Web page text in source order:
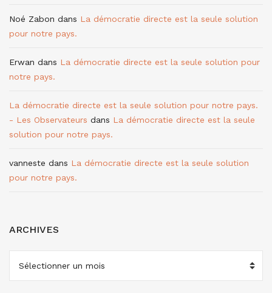
Noé Zabon dans La démocratie directe est la seule solution
pour notre pays.
Erwan dans La démocratie directe est la seule solution pour
notre pays.
La démocratie directe est la seule solution pour notre pays.
- Les Observateurs dans La démocratie directe est la seule
solution pour notre pays.
vanneste dans La démocratie directe est la seule solution
pour notre pays.
ARCHIVES
ARCHIVES